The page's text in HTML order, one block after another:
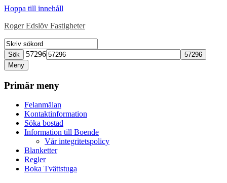
Hoppa till innehåll
Roger Edslöv Fastigheter
Sök 57296
Meny
Primär meny
Felanmälan
Kontaktinformation
Söka bostad
Information till Boende
Vår integritetspolicy
Blanketter
Regler
Boka Tvättstuga